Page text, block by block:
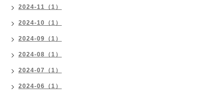
2024-11（1）
2024-10（1）
2024-09（1）
2024-08（1）
2024-07（1）
2024-06（1）